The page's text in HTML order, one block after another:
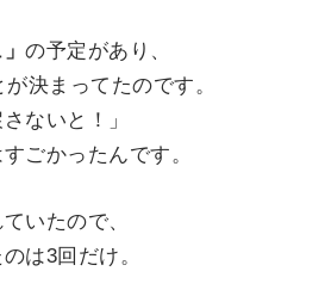
」の予定があり、
が決まってたのです。
ないと！」
ごかったんです。
いたので、
は3回だけ。